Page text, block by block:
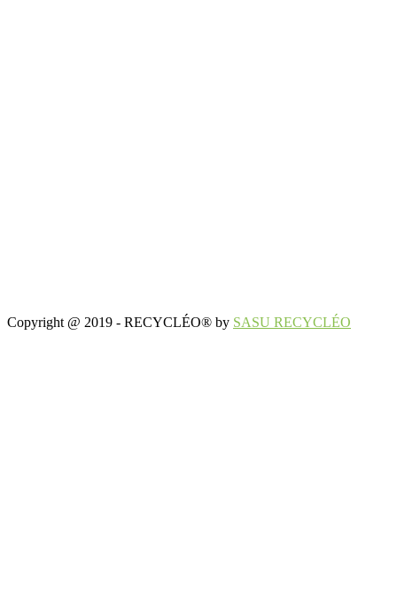
Copyright @ 2019 - RECYCLÉO® by SASU RECYCLÉO